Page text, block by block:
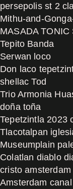
persepolis st 2
Mithu-and-
MASADA TONIC
Tepito Banda
Serwan loco
Don laco
shellac Tod
Trio Armonia
doña toña
Tepetzintla 2023
Tlacotalpan
Museumplain
Colatlan diablo
cristo amsterdam
Amsterdam